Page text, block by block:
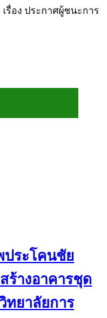
รื่อง ประกาศผู้ชนะการ
ประโคนชัย
ร้างอาคารชุด
ทยาลัยการ